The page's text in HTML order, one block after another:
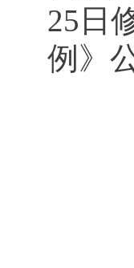
25日
例》